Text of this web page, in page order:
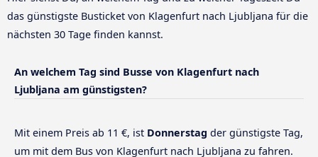
das günstigste Busticket von Klagenfurt nach Ljubljana für die
nächsten 30 Tage finden kannst.
An welchem Tag sind Busse von Klagenfurt nach
Ljubljana am günstigsten?
Mit einem Preis ab 11 €, ist Donnerstag der günstigste Tag,
um mit dem Bus von Klagenfurt nach Ljubljana zu fahren.